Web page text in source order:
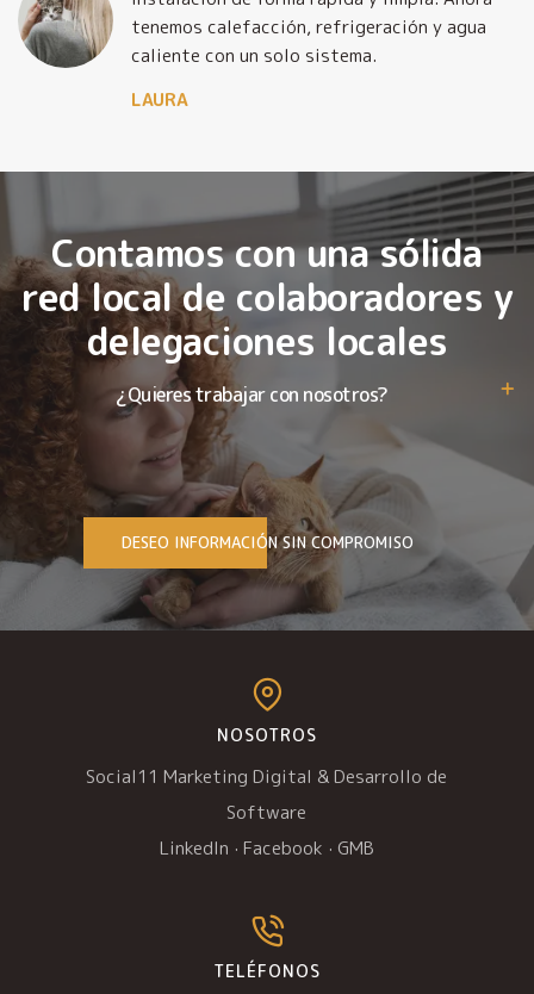
tenemos calefacción, refrigeración y agua
caliente con un solo sistema.
LAURA
Contamos con una sólida
red local de colaboradores y
delegaciones locales
¿Quieres trabajar con nosotros?
DESEO INFORMACIÓN SIN COMPROMISO
NOSOTROS
Social11 Marketing Digital & Desarrollo de
Software
LinkedIn · Facebook · GMB
TELÉFONOS